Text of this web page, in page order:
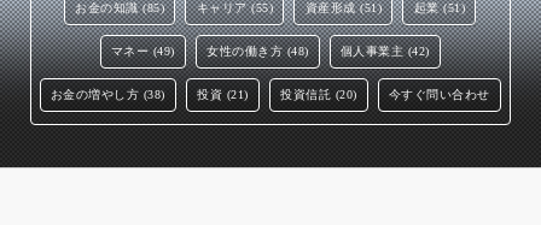
お金の知識 (85) キャリア (55) 資産形成 (51) 起業 (51)
マネー (49) 女性の働き方 (48) 個人事業主 (42)
お金の増やし方 (38) 投資 (21) 投資信託 (20) 今すぐ問い合わせ